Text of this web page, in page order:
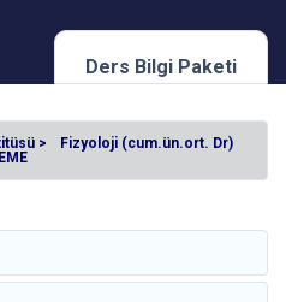
Ders Bilgi Paketi
>
Fizyoloji (cum.ün.ort. Dr)